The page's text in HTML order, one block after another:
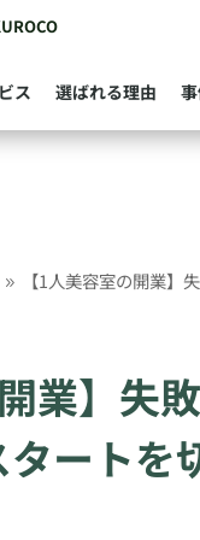
ス 選ばれる理由
9 【1人美容室の開業】
業】失
ートを